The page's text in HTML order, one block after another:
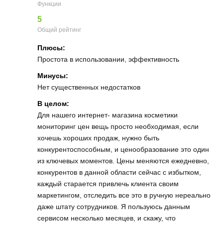
Функции
5
Общий рейтинг
Плюсы:
Простота в использовании, эффективность
Минусы:
Нет существенных недостатков
В целом:
Для нашего интернет- магазина косметики
мониторинг цен вещь просто необходимая, если
хочешь хороших продаж, нужно быть
конкурентоспособным, и ценообразование это один
из ключевых моментов. Цены меняются ежедневно,
конкурентов в данной области сейчас с избытком,
каждый старается привлечь клиента своим
маркетингом, отследить все это в ручную нереально
даже штату сотрудников. Я пользуюсь данным
сервисом несколько месяцев, и скажу, что